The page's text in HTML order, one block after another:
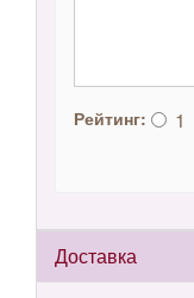
Рейтинг: 1
Доставка